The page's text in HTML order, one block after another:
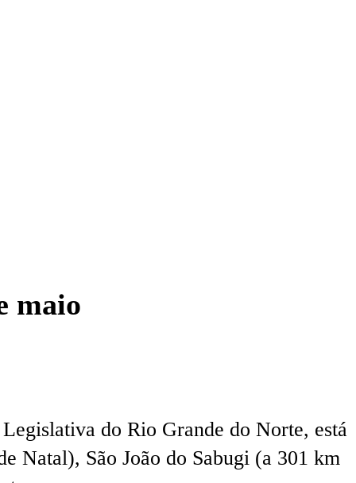
maio
do Rio Grande do Norte, está
Natal), São João do Sabugi (a 301 km